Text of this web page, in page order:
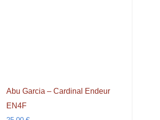
Abu Garcia – Cardinal Endeur
EN4F